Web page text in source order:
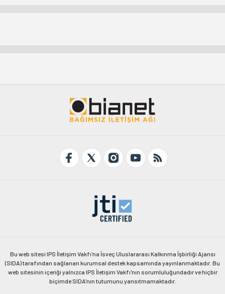
Bu web sitesi IPS İletişim Vakfı'na İsveç Uluslararası Kalkınma İşbirliği Ajansı
(SIDA) tarafından sağlanan kurumsal destek kapsamında yayınlanmaktadır. Bu
web sitesinin içeriği yalnızca IPS İletişim Vakfı'nın sorumluluğundadır ve hiçbir
biçimde SIDA'nın tutumunu yansıtmamaktadır.